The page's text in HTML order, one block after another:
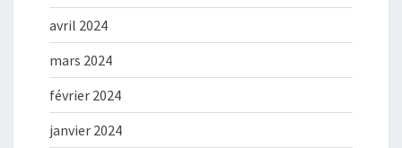
avril 2024
mars 2024
février 2024
janvier 2024